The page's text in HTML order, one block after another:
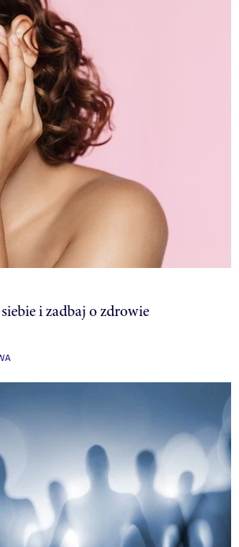
i zadbaj o zdrowie